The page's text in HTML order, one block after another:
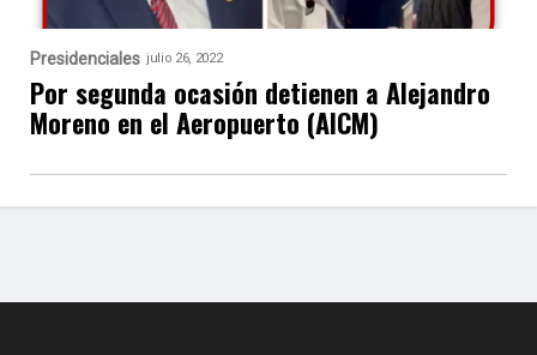
Presidenciales julio 26, 2022
Por segunda ocasión detienen a Alejandro
Moreno en el Aeropuerto (AICM)